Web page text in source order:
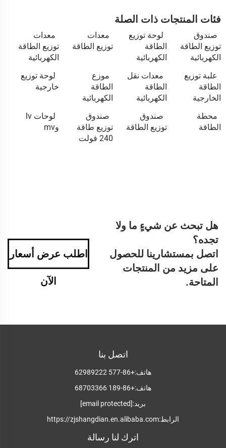
فئات المنتجات ذات الصلة
صندوق
توزيع الطاقة
الكهربائية
لوحة توزيع
الطاقة
الكهربائية
معدات
توزيع الطاقة
معدات
توزيع الطاقة
الكهربائية
علبة توزيع
الطاقة
الخارجية
معدات نقل
الطاقة
الكهربائية
موزع
الطاقة
الكهربائية
لوحة توزيع
خارجية
محطة
الطاقة
صندوق
توزيع الطاقة
صندوق
توزيع طاقة
240 فولت
لوحات lv
وmv
هل تبحث عن شيءٍ ما ولا
تجده؟
اتصل بمستشارينا للحصول
على مزيد من المنتجات
المتاحة.
اطلب عرض أسعار
الآن
اتصل بنا
هاتف:+86-577 62989222
هاتف:+86-189 68703366
بريد:[email protected]
الرابط:https://zjshangdian.en.alibaba.com
اترك لنا رسالة